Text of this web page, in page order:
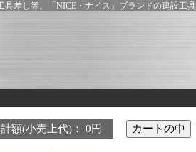
差し等。「NICE・ナイス」ブランドの建設工具
額(小売上代)： 0円